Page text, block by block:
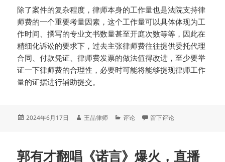
除了案件的复杂程度，律师本身的工作量也是法院支持律
师费的一个重要考量因素，这个工作量可以具体体现为工
作时间、撰写的专业文书数量甚至开庭次数等等，因此在
精细化诉讼的要求下，过去主张律师费往往提供委托代理
合同、付款凭证、律师费发票的做法值得改进，至少要举
证一下律师费的合理性，必要时可能将能够提现律师工作
量的证据进行辅助提交。
发
2024年6月17日
作
王晶律师
分
评论 于吉利获6.4亿判赔，但
留下评论
郭有才翻唱《诺言》爆火，直播